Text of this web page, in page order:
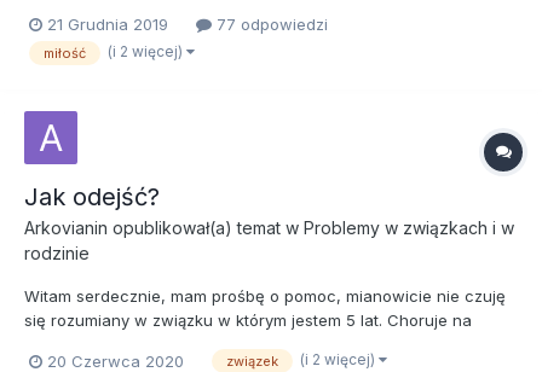
Ja na początku go zlewałam, nie chciałam się przytulać itd.
Podobał mi się na studiach i chciałam żeby do mnie zaga...
21 Grudnia 2019 77 odpowiedzi
miłość (i 2 więcej)
Jak odejść?
Arkovianin opublikował(a) temat w Problemy w związkach i w
rodzinie
Witam serdecznie, mam prośbę o pomoc, mianowicie nie czuję
się rozumiany w związku w którym jestem 5 lat. Choruje na
20 Czerwca 2020 związek (i 2 więcej)